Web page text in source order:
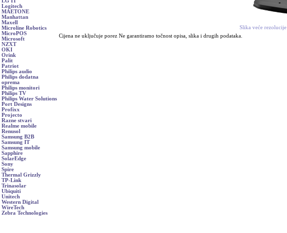
Logitech
MAETONE
Manhattan
Maxell
Microline Robotics
MicroPOS
Microsoft
NZXT
OKI
Orink
Palit
Patriot
Philips audio
Philips dodatna
oprema
Philips monitori
Philips TV
Philips Water Solutions
Port Designs
Profixx
Projecto
Razne stvari
Realme mobile
Renusol
Samsung B2B
Samsung IT
Samsung mobile
Sapphire
SolarEdge
Sony
Spire
Thermal Grizzly
TP-Link
Trinasolar
Ubiquiti
Unitech
Western Digital
WireTech
Zebra Technologies
Slika veće rezolucije
Cijena ne uključuje porez Ne garantiramo točnost opisa, slika i drugih podataka.